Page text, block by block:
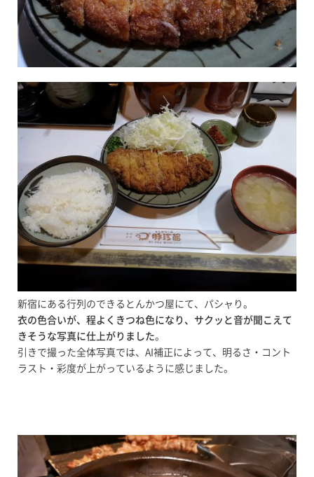
新宿にある行列のできるとんかつ屋にて、パシャり。
衣の色合いが、程よくきつね色になり、サクッと音が聞こえて
きそうな写真に仕上がりました。
引きで撮った全体写真では、AI補正によって、明るさ・コント
ラスト・彩度が上がっているように感じました。